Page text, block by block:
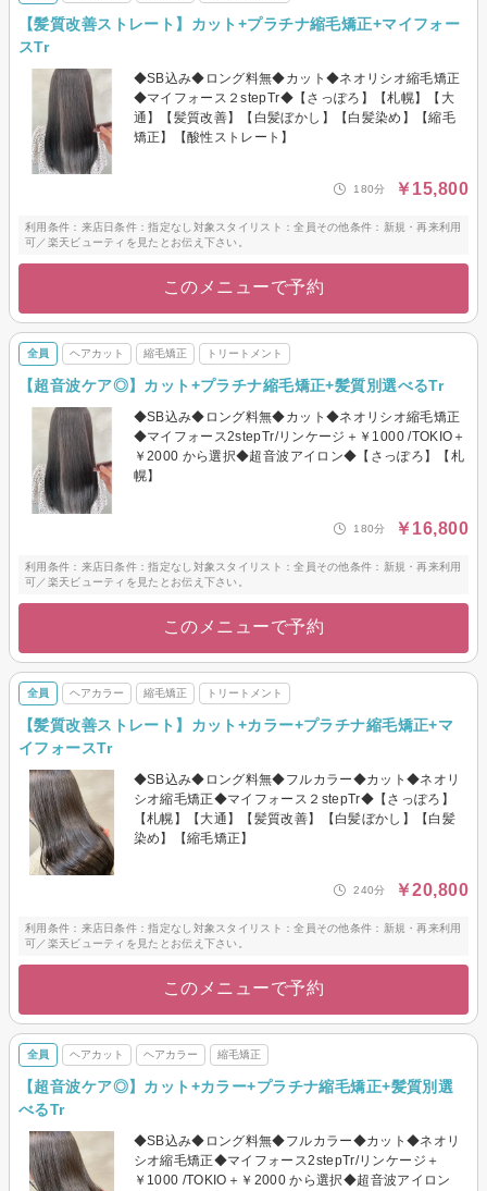
【髪質改善ストレート】カット+プラチナ縮毛矯正+マイフォー
スTr
◆SB込み◆ロング料無◆カット◆ネオリシオ縮毛矯正
◆マイフォース２stepTr◆【さっぽろ】【札幌】【大
通】【髪質改善】【白髪ぼかし】【白髪染め】【縮毛
矯正】【酸性ストレート】
180分 ￥15,800
利用条件：来店日条件：指定なし対象スタイリスト：全員その他条件：新規・再来利用
可／楽天ビューティを見たとお伝え下さい。
このメニューで予約
全員 ヘアカット 縮毛矯正 トリートメント
【超音波ケア◎】カット+プラチナ縮毛矯正+髪質別選べるTr
◆SB込み◆ロング料無◆カット◆ネオリシオ縮毛矯正
◆マイフォース2stepTr/リンケージ＋￥1000 /TOKIO＋
￥2000 から選択◆超音波アイロン◆【さっぽろ】【札
幌】
180分 ￥16,800
利用条件：来店日条件：指定なし対象スタイリスト：全員その他条件：新規・再来利用
可／楽天ビューティを見たとお伝え下さい。
このメニューで予約
全員 ヘアカラー 縮毛矯正 トリートメント
【髪質改善ストレート】カット+カラー+プラチナ縮毛矯正+マ
イフォースTr
◆SB込み◆ロング料無◆フルカラー◆カット◆ネオリ
シオ縮毛矯正◆マイフォース２stepTr◆【さっぽろ】
【札幌】【大通】【髪質改善】【白髪ぼかし】【白髪
染め】【縮毛矯正】
240分 ￥20,800
利用条件：来店日条件：指定なし対象スタイリスト：全員その他条件：新規・再来利用
可／楽天ビューティを見たとお伝え下さい。
このメニューで予約
全員 ヘアカット ヘアカラー 縮毛矯正
【超音波ケア◎】カット+カラー+プラチナ縮毛矯正+髪質別選
べるTr
◆SB込み◆ロング料無◆フルカラー◆カット◆ネオリ
シオ縮毛矯正◆マイフォース2stepTr/リンケージ＋
￥1000 /TOKIO＋￥2000 から選択◆超音波アイロン